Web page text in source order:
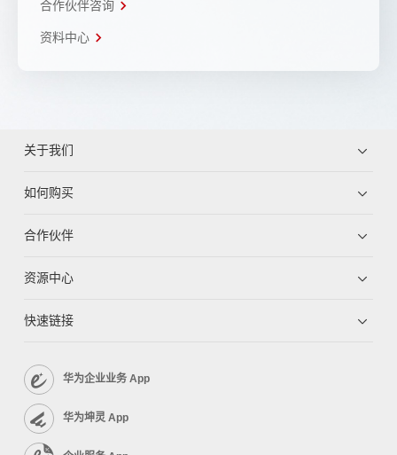
合作伙伴咨询
资料中心
关于我们
如何购买
合作伙伴
资源中心
快速链接
华为企业业务 App
华为坤灵 App